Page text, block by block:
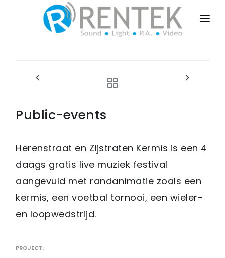
PRIVATE-EVENTS
CONTACT
Public-events
Herenstraat en Zijstraten Kermis is een 4
daags gratis live muziek festival
aangevuld met randanimatie zoals een
kermis, een voetbal tornooi, een wieler-
en loopwedstrijd.
PROJECT: